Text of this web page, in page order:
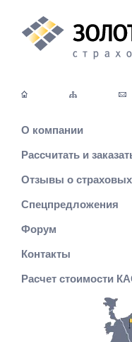
О компании
Рассчитать и
Отзывы о
Спецпредложения
Форум
Контакты
Расчет стоимости